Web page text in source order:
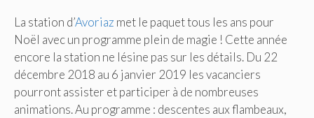
La station d’Avoriaz met le paquet tous les ans pour
Noël avec un programme plein de magie ! Cette année
encore la station ne lésine pas sur les détails. Du 22
décembre 2018 au 6 janvier 2019 les vacanciers
pourront assister et participer à de nombreuses
animations. Au programme : descentes aux flambeaux,